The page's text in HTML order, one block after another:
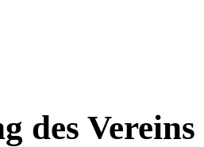
des Vereins